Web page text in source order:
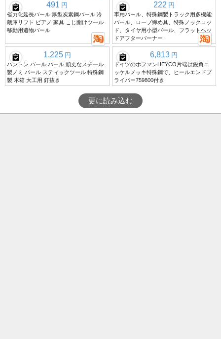
491 円
省力化延長バール 厚型炭素鋼バール 冷
蔵庫リフト ピアノ 家具 こじ開けツール
移動用遺物バール
222 円
車用バール、特殊鋼製トラック用多機能
バール、ロープ締め具、特殊ノックロッ
ド、タイヤ用小型バール、フラットヘッ
ドアフターバーナー
1,225 円
ハントン バール バール 頑丈なスチール
製ノミ バール スティックツール 特殊鋼
製 木箱 大工用 釘抜き
6,813 円
ドイツのホフマンHEYCO片端は鋭角ニ
ッケルメッキ特殊鋼で、ヒールエンドプ
ライバー759800付き
更に読み込む